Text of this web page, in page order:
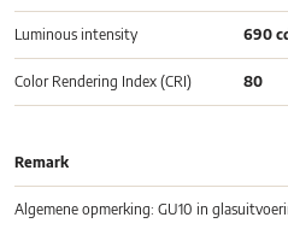
Luminous intensity 690 cd
Color Rendering Index (CRI) 80
Remark
Algemene opmerking: GU10 in